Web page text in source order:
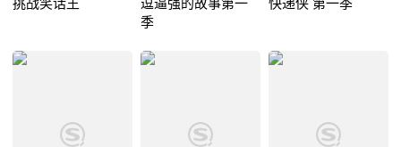
挑战笑话王
逗逼强的故事第一
季
快递侠 第一季